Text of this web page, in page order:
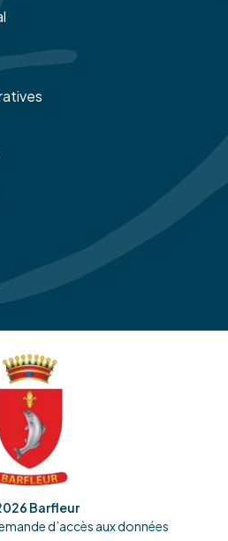
Barfleur
d’accès aux données